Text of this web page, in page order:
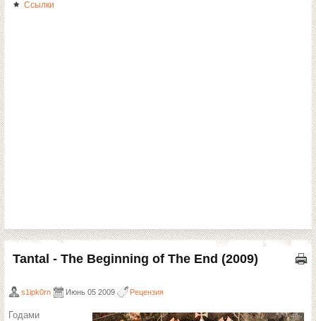
Ссылки
Tantal - The Beginning of The End (2009)
s1ipk0rn Июнь 05 2009 Рецензия
Годами